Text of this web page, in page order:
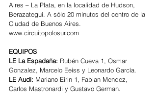
Aires – La Plata, en la localidad de Hudson,
Berazategui. A sólo 20 minutos del centro de la
Ciudad de Buenos Aires.
www.circuitopolosur.com
EQUIPOS
LE La Espadaña: Rubén Cueva 1, Osmar
Gonzalez, Marcelo Eeiss y Leonardo García.
LE Audi: Mariano Eirin 1, Fabian Mendez,
Carlos Mastronardi y Gustavo German.